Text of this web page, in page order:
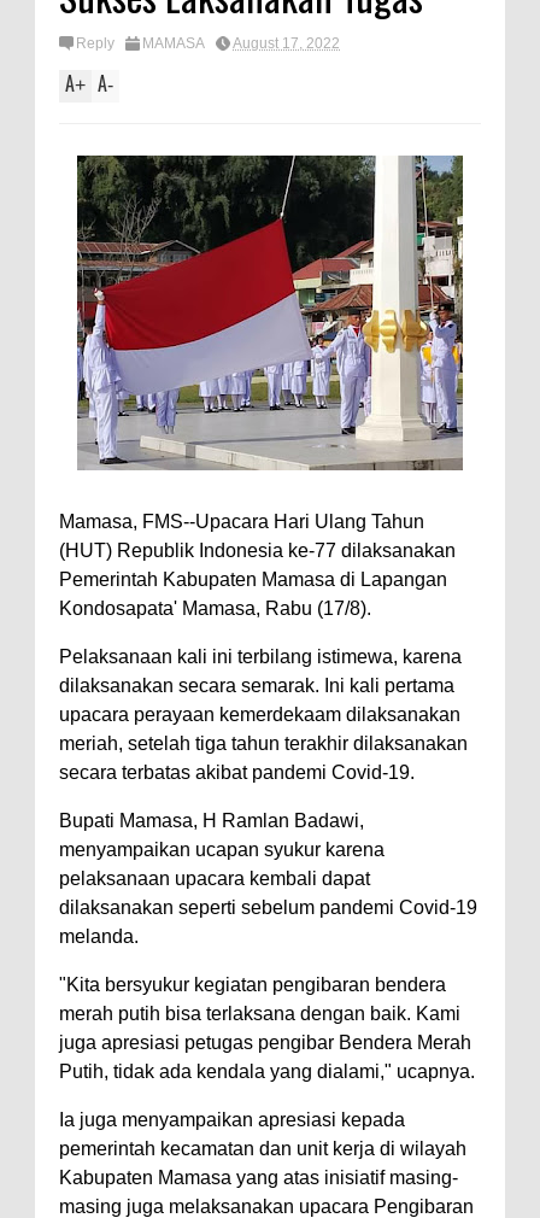
Reply MAMASA August 17, 2022
A+ A-
Mamasa, FMS--Upacara Hari Ulang Tahun
(HUT) Republik Indonesia ke-77 dilaksanakan
Pemerintah Kabupaten Mamasa di Lapangan
Kondosapata' Mamasa, Rabu (17/8).
Pelaksanaan kali ini terbilang istimewa, karena
dilaksanakan secara semarak. Ini kali pertama
upacara perayaan kemerdekaam dilaksanakan
meriah, setelah tiga tahun terakhir dilaksanakan
secara terbatas akibat pandemi Covid-19.
Bupati Mamasa, H Ramlan Badawi,
menyampaikan ucapan syukur karena
pelaksanaan upacara kembali dapat
dilaksanakan seperti sebelum pandemi Covid-19
melanda.
"Kita bersyukur kegiatan pengibaran bendera
merah putih bisa terlaksana dengan baik. Kami
juga apresiasi petugas pengibar Bendera Merah
Putih, tidak ada kendala yang dialami," ucapnya.
Ia juga menyampaikan apresiasi kepada
pemerintah kecamatan dan unit kerja di wilayah
Kabupaten Mamasa yang atas inisiatif masing-
masing juga melaksanakan upacara Pengibaran